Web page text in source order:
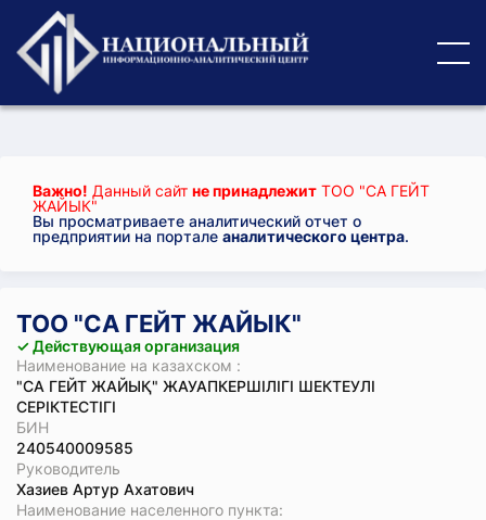
Важно! Данный сайт не принадлежит ТОО "СА ГЕЙТ
ЖАЙЫК"
Вы просматриваете аналитический отчет о
предприятии на портале аналитического центра.
ТОО "СА ГЕЙТ ЖАЙЫК"
✓ Действующая организация
Наименование на казахском :
"СА ГЕЙТ ЖАЙЫҚ" ЖАУАПКЕРШІЛІГІ ШЕКТЕУЛІ
СЕРІКТЕСТІГІ
БИН
240540009585
Руководитель
Хазиев Артур Ахатович
Наименование населенного пункта: